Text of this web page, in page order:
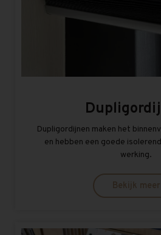
Dupligordijnen maken het
en hebben een goede
werking.
Bekijk meer